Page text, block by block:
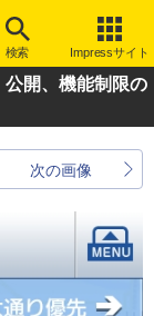
検索 Impressサイト
開、機能制限の
次の画像